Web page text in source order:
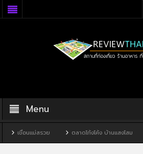
Menu
ตลาดโก้งโค้ง บ้านแสงโสม ทิวผาคาเฟ่